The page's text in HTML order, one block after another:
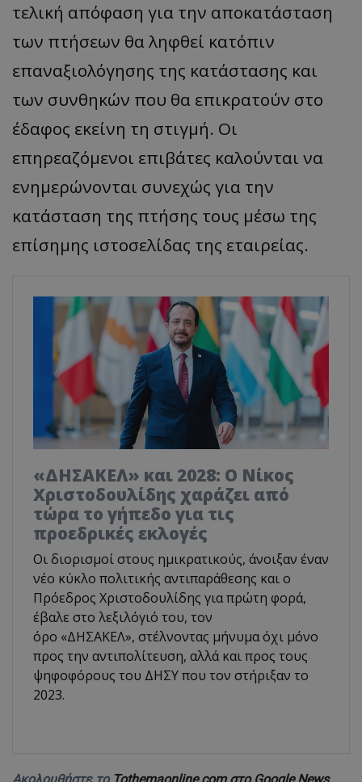
τελική απόφαση για την αποκατάσταση
των πτήσεων θα ληφθεί κατόπιν
επαναξιολόγησης της κατάστασης και
των συνθηκών που θα επικρατούν στο
έδαφος εκείνη τη στιγμή. Οι
επηρεαζόμενοι επιβάτες καλούνται να
ενημερώνονται συνεχώς για την
κατάσταση της πτήσης τους μέσω της
επίσημης ιστοσελίδας της εταιρείας.
«ΔΗΣΑΚΕΛ» και 2028: Ο Νίκος
Χριστοδουλίδης χαράζει από
τώρα το γήπεδο για τις
προεδρικές εκλογές
Οι διορισμοί στους ημικρατικούς, άνοιξαν έναν
νέο κύκλο πολιτικής αντιπαράθεσης και ο
Πρόεδρος Χριστοδουλίδης για πρώτη φορά,
έβαλε στο λεξιλόγιό του, τον
όρο «ΔΗΣΑΚΕΛ», στέλνοντας μήνυμα όχι μόνο
προς την αντιπολίτευση, αλλά και προς τους
ψηφοφόρους του ΔΗΣΥ που τον στήριξαν το
2023.
Ακολουθήστε το Tothemaonline.com στο Google News